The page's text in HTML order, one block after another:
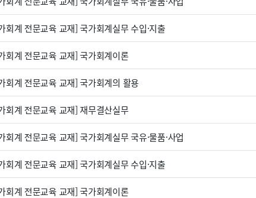
회계 전문교육 교재] 국가회계실무 수입·지출
회계 전문교육 교재] 국가회계이론
회계 전문교육 교재] 국가회계의 활용
회계 전문교육 교재] 재무결산실무
회계 전문교육 교재] 국가회계실무 국유·물품·사업
회계 전문교육 교재] 국가회계실무 수입·지출
회계 전문교육 교재] 국가회계이론